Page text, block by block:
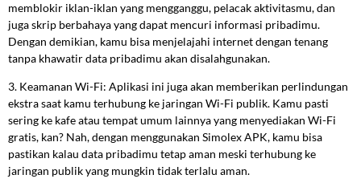
memblokir iklan-iklan yang mengganggu, pelacak aktivitasmu, dan
juga skrip berbahaya yang dapat mencuri informasi pribadimu.
Dengan demikian, kamu bisa menjelajahi internet dengan tenang
tanpa khawatir data pribadimu akan disalahgunakan.
3. Keamanan Wi-Fi: Aplikasi ini juga akan memberikan perlindungan
ekstra saat kamu terhubung ke jaringan Wi-Fi publik. Kamu pasti
sering ke kafe atau tempat umum lainnya yang menyediakan Wi-Fi
gratis, kan? Nah, dengan menggunakan Simolex APK, kamu bisa
pastikan kalau data pribadimu tetap aman meski terhubung ke
jaringan publik yang mungkin tidak terlalu aman.